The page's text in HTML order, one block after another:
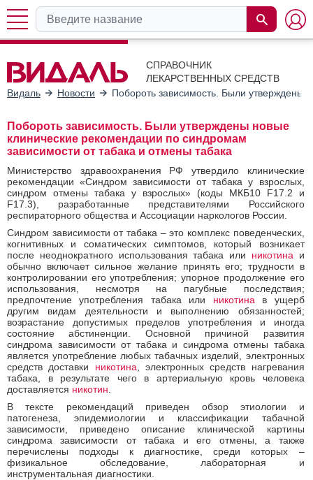
СПРАВОЧНИК
ЛЕКАРСТВЕННЫХ СРЕДСТВ
Видаль
Новости Побороть зависимость. Были утверждены
Побороть зависимость. Были утверждены новые
клинические рекомендации по синдромам
зависимости от табака и отмены табака
Министерство здравоохранения РФ утвердило клинические
рекомендации «Синдром зависимости от табака у взрослых,
синдром отмены табака у взрослых» (коды МКБ10 F17.2 и
F17.3), разработанные представителями Российского
респираторного общества и Ассоциации наркологов России.
Синдром зависимости от табака – это комплекс поведенческих,
когнитивных и соматических симптомов, который возникает
после неоднократного использования табака или никотина и
обычно включает сильное желание принять его; трудности в
контролировании его употребления; упорное продолжение его
использования, несмотря на пагубные последствия;
предпочтение употребления табака или никотина в ущерб
другим видам деятельности и выполнению обязанностей;
возрастание допустимых пределов употребления и иногда
состояние абстиненции. Основной причиной развития
синдрома зависимости от табака и синдрома отмены табака
является употребление любых табачных изделий, электронных
средств доставки никотина , электронных средств нагревания
табака, в результате чего в артериальную кровь человека
доставляется никотин
В тексте рекомендаций приведен обзор этиологии и
патогенеза, эпидемиологии и классификации табачной
зависимости, приведено описание клинической картины
синдрома зависимости от табака и его отмены, а также
перечислены подходы к диагностике, среди которых –
физикальное обследование, лабораторная и
инструментальная диагностики.